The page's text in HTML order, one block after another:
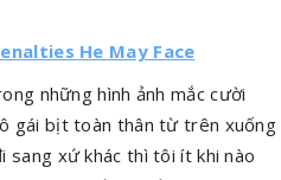
He May Face
những hình ảnh mắc cười
gái bịt toàn thân từ trên xuống
sang xứ khác thì tôi ít khi nào